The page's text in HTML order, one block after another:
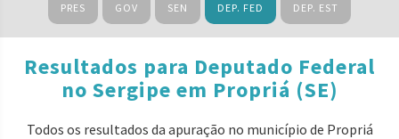
PRES GOV SEN DEP. FED DEP. EST
Resultados para Deputado Federal
no Sergipe em Propriá (SE)
Todos os resultados da apuração no município de Propriá